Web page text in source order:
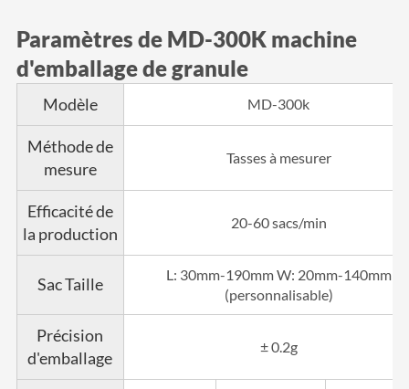
Paramètres de MD-300K machine
d'emballage de granule
Modèle MD-300k
Méthode de
mesure
Tasses à mesurer
Efficacité de
la production
20-60 sacs/min
Sac Taille
L: 30mm-190mm W: 20mm-140mm
(personnalisable)
Précision
d'emballage
± 0.2g